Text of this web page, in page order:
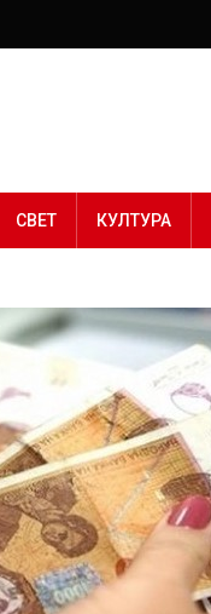
СВЕТ КУЛТУРА